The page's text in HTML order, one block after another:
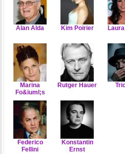
Alan Alda Kim Poirier
Marina
Fo&iuml;s
Rutger Hauer
Federico
Fellini
Konstantin
Ernst